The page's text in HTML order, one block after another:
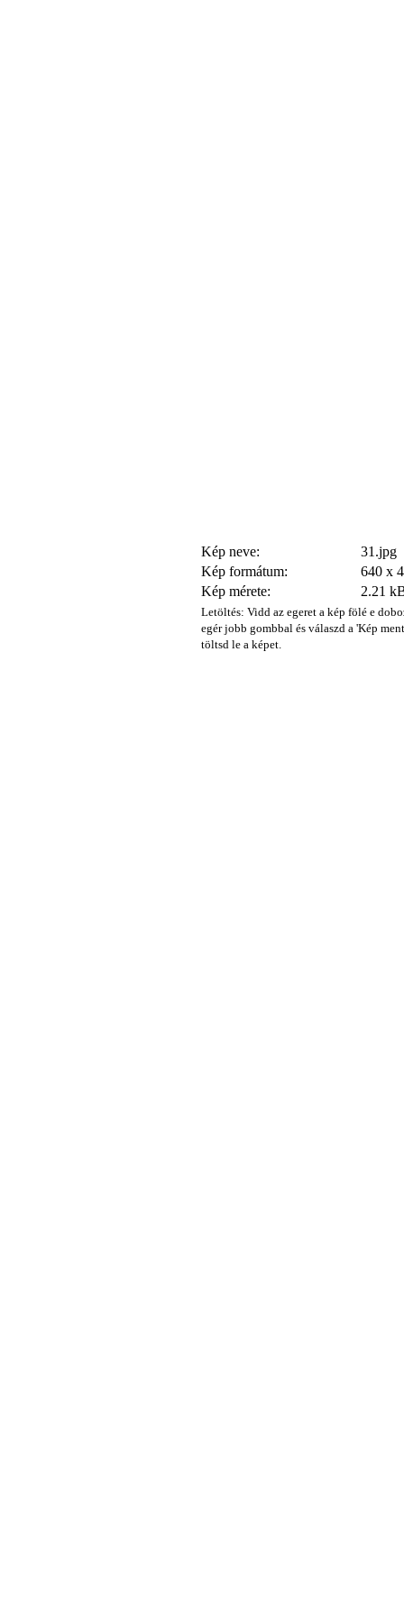
Kép neve:
31.jpg
Kép formátum:
640 x
Kép mérete:
2.21
Letöltés: Vidd az egeret a kép fölé e
egér jobb gombbal és válaszd a 'Kép
töltsd le a képet.